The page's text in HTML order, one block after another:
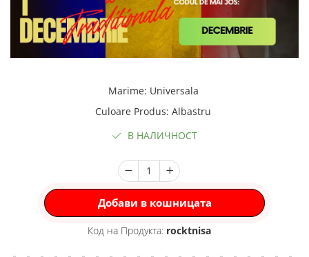
Marime: Universala
Culoare Produs: Albastru
В НАЛИЧНОСТ
Добави в кошницата
Код на Продукта: rocktnisa